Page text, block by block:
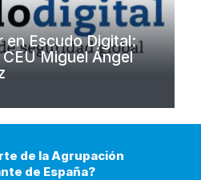
Escudo Digital:
Miguel Ángel
de la Agrupación
de España?